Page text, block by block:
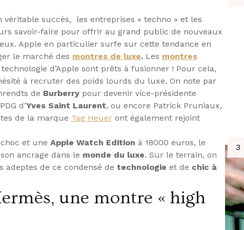
véritable succès, les entreprises « techno » et les
savoir-faire pour offrir au grand public de nouveaux
Apple en particulier surfe sur cette tendance en
le marché des montres de luxe. Les montres
d’Apple sont prêts à fusionner ! Pour cela,
à recruter des poids lourds du luxe. On note par
de Burberry pour devenir vice-présidente
d’Yves Saint Laurent, ou encore Patrick Pruniaux,
de la marque Tag Heuer ont également rejoint
et une Apple Watch Edition à 18000 euros, le
ancrage dans le monde du luxe. Sur le terrain, on
adeptes de ce condensé de technologie et de chic à
une montre « high